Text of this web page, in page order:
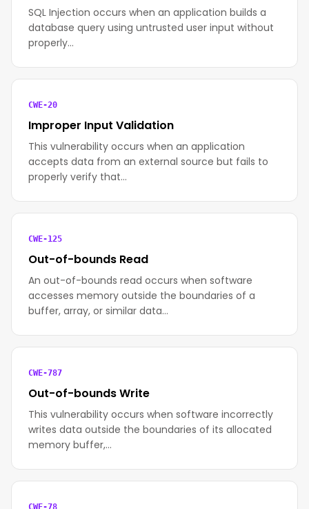
SQL Injection occurs when an application builds a
database query using untrusted user input without
properly…
CWE-20
Improper Input Validation
This vulnerability occurs when an application
accepts data from an external source but fails to
properly verify that…
CWE-125
Out-of-bounds Read
An out-of-bounds read occurs when software
accesses memory outside the boundaries of a
buffer, array, or similar data…
CWE-787
Out-of-bounds Write
This vulnerability occurs when software incorrectly
writes data outside the boundaries of its allocated
memory buffer,…
CWE-78